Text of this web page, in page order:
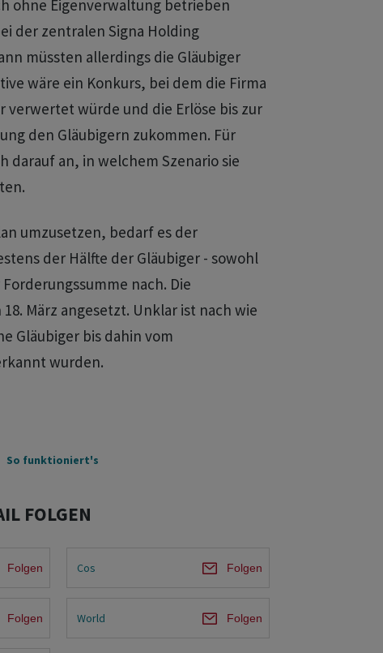
ohne Eigenverwaltung betrieben
der zentralen Signa Holding
müssten allerdings die Gläubiger
wäre ein Konkurs, bei dem die Firma
verwertet würde und die Erlöse bis zur
den Gläubigern zukommen. Für
darauf an, in welchem Szenario sie
umzusetzen, bedarf es der
der Hälfte der Gläubiger - sowohl
nach. Die
März angesetzt. Unklar ist nach wie
Gläubiger bis dahin vom
wurden.
So funktioniert's
FOLGEN
Folgen Cos Folgen
Folgen World Folgen